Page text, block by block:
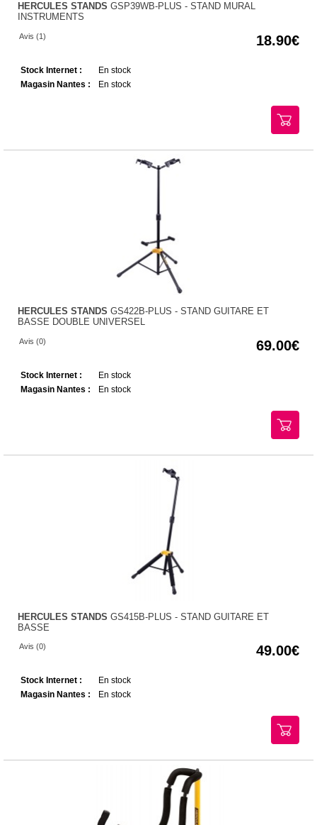
HERCULES STANDS GSP39WB-PLUS - STAND MURAL
INSTRUMENTS
Avis (1) 18.90
Stock Internet :
En stock
Magasin Nantes :
En stock
HERCULES STANDS GS422B-PLUS - STAND GUITARE ET
BASSE DOUBLE UNIVERSEL
Avis (0) 69.00
Stock Internet :
En stock
Magasin Nantes :
En stock
HERCULES STANDS GS415B-PLUS - STAND GUITARE ET
BASSE
Avis (0) 49.00
Stock Internet :
En stock
Magasin Nantes :
En stock